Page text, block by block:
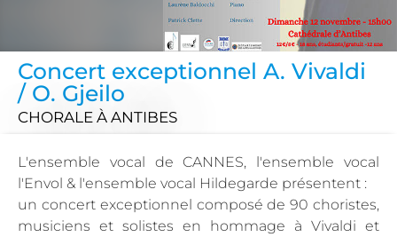
Concert exceptionnel A. Vivaldi
/ O. Gjeilo
CHORALE À ANTIBES
L'ensemble vocal de CANNES, l'ensemble vocal
l'Envol & l'ensemble vocal Hildegarde présentent :
un concert exceptionnel composé de 90 choristes,
musiciens et solistes en hommage à Vivaldi et